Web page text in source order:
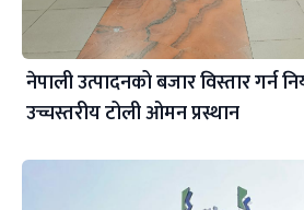
नेपाली उत्पादनको बजार विस्तार गर्न
उच्चस्तरीय टोली ओमन प्रस्थान